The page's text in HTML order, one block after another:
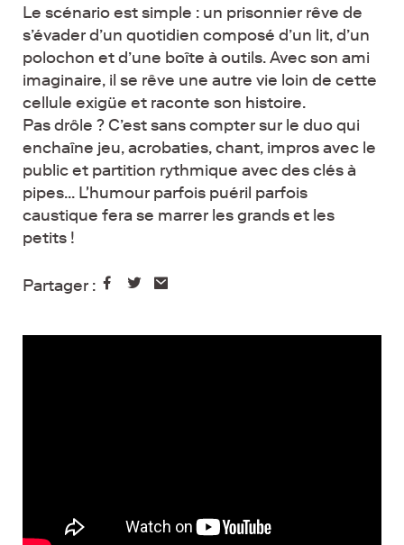
Le scénario est simple : un prisonnier rêve de
s’évader d’un quotidien composé d’un lit, d’un
polochon et d’une boîte à outils. Avec son ami
imaginaire, il se rêve une autre vie loin de cette
cellule exigüe et raconte son histoire.
Pas drôle ? C’est sans compter sur le duo qui
enchaîne jeu, acrobaties, chant, impros avec le
public et partition rythmique avec des clés à
pipes... L'humour parfois puéril parfois
caustique fera se marrer les grands et les
petits !
Partager :